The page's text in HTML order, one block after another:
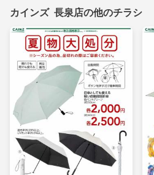
カインズ 長泉店の他のチラシ